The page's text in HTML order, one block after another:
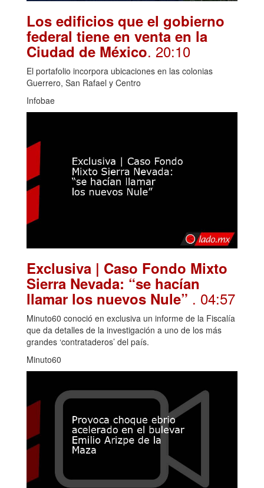
Los edificios que el gobierno
federal tiene en venta en la
Ciudad de México. 20:10
El portafolio incorpora ubicaciones en las colonias
Guerrero, San Rafael y Centro
Infobae
Exclusiva | Caso Fondo Mixto
Sierra Nevada: “se hacían
llamar los nuevos Nule” . 04:57
Minuto60 conoció en exclusiva un informe de la Fiscalía
que da detalles de la investigación a uno de los más
grandes ‘contrataderos’ del país.
Minuto60